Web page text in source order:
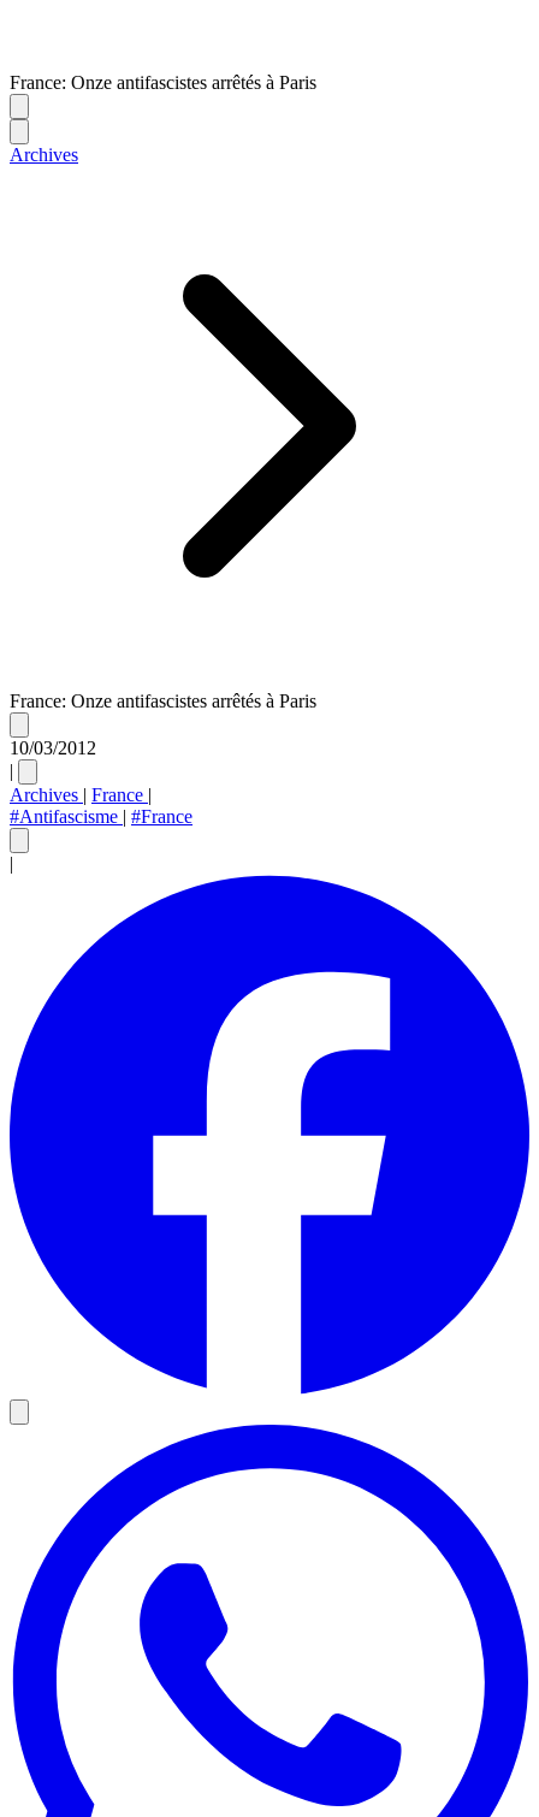
France: Onze antifascistes arrêtés à Paris
Archives
France: Onze antifascistes arrêtés à Paris
10/03/2012
|
Archives | France |
#Antifascisme | #France
|